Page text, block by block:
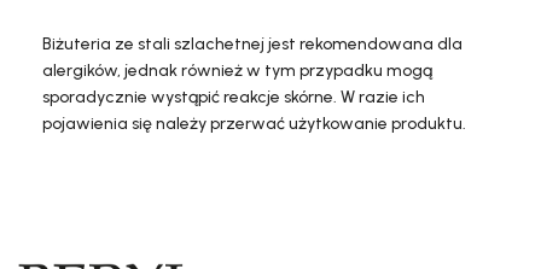
Biżuteria ze stali szlachetnej jest rekomendowana dla
alergików, jednak również w tym przypadku mogą
sporadycznie wystąpić reakcje skórne. W razie ich
pojawienia się należy przerwać użytkowanie produktu.